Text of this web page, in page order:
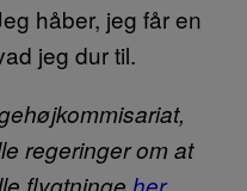
håber, jeg får en
jeg dur til.
regeringer om at
flygtninge her.